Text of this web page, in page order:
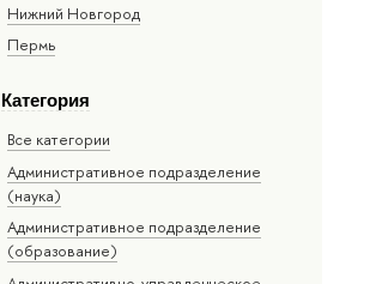
Нижний Новгород
Пермь
Категория
Все категории
Административное подразделение
(наука)
Административное подразделение
(образование)